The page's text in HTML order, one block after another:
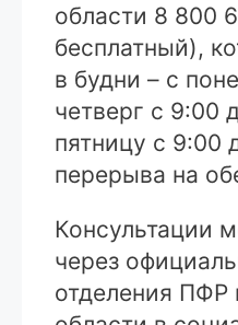
области 8 800
бесплатный),
в будни – с
четверг с 9:00
пятницу с 9:00
перерыва на
Консультации
через
отделения ПФР